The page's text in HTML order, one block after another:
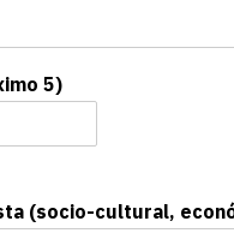
5)
(socio-cultural,